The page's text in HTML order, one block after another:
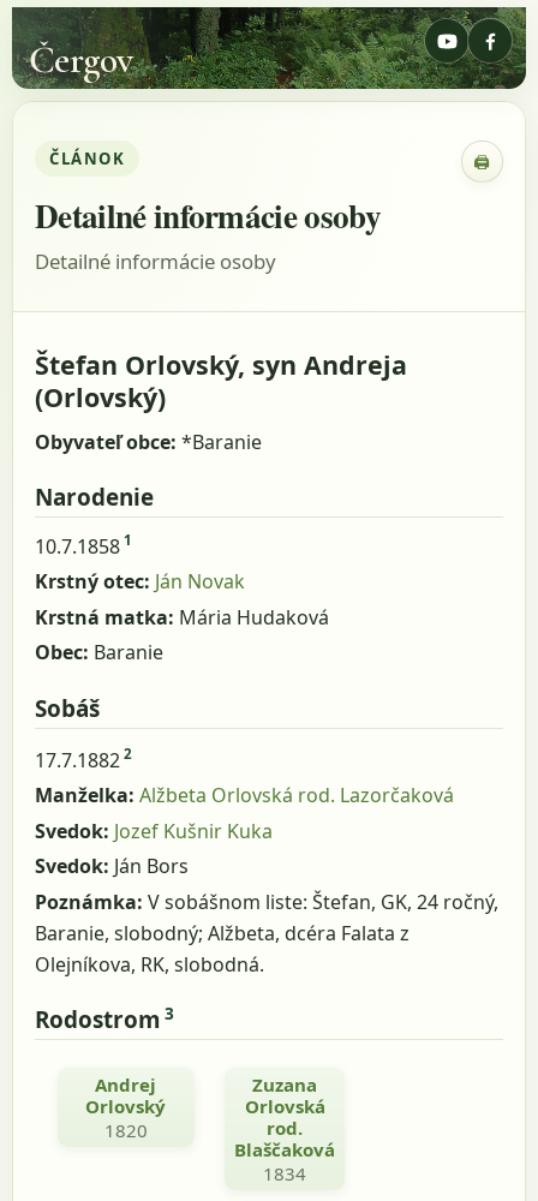
Čergov
ČLÁNOK 🖨
Detailné informácie osoby
Detailné informácie osoby
Štefan Orlovský, syn Andreja
(Orlovský)
Obyvateľ obce: *Baranie
Narodenie
10.7.1858 1
Krstný otec: Ján Novak
Krstná matka: Mária Hudaková
Obec: Baranie
Sobáš
17.7.1882 2
Manželka: Alžbeta Orlovská rod. Lazorčaková
Svedok: Jozef Kušnir Kuka
Svedok: Ján Bors
Poznámka: V sobášnom liste: Štefan, GK, 24 ročný,
Baranie, slobodný; Alžbeta, dcéra Falata z
Olejníkova, RK, slobodná.
Rodostrom 3
Andrej
Orlovský
1820
Zuzana
Orlovská
rod.
Blaščaková
1834